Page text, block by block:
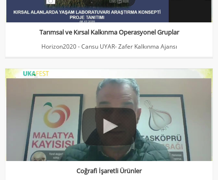
Tarımsal ve Kırsal Kalkınma Operasyonel Gruplar
Horizon2020 - Cansu UYAR- Zafer Kalkınma Ajansı
Coğrafi İşaretli Ürünler
Birol ULUŞAN- Metro Gross Market Türkiye Gıda Müdürü
Coğrafi İşaretli Ürünler